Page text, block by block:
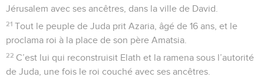
Jérusalem avec ses ancêtres, dans la ville de David.
21 Tout le peuple de Juda prit Azaria, âgé de 16 ans, et le
proclama roi à la place de son père Amatsia.
22 C’est lui qui reconstruisit Elath et la ramena sous l’autorité
de Juda, une fois le roi couché avec ses ancêtres.